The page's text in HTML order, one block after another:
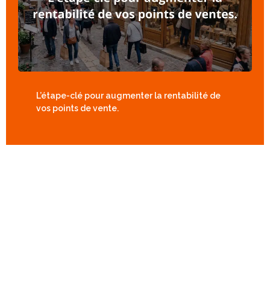
L’étape-clé pour augmenter la rentabilité de
vos points de vente.